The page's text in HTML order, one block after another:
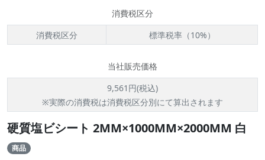
消費税区分
消費税区分
標準税率（10%）
当社販売価格
9,561円(税込)
※実際の消費税は消費税区分別にて算出されます
硬質塩ビシート 2MM×1000MM×2000MM 白
商品